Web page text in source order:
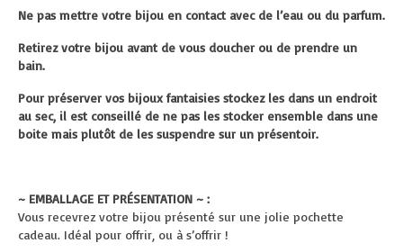
Ne pas mettre votre bijou en contact avec de l’eau ou du parfum.
Retirez votre bijou avant de vous doucher ou de prendre un
bain.
Pour préserver vos bijoux fantaisies stockez les dans un endroit
au sec, il est conseillé de ne pas les stocker ensemble dans une
boite mais plutôt de les suspendre sur un présentoir.
~ EMBALLAGE ET PRÉSENTATION ~ :
Vous recevrez votre bijou présenté sur une jolie pochette
cadeau. Idéal pour offrir, ou à s’offrir !